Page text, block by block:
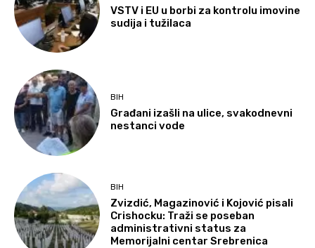
VSTV i EU u borbi za kontrolu imovine
sudija i tužilaca
BIH
Građani izašli na ulice, svakodnevni
nestanci vode
BIH
Zvizdić, Magazinović i Kojović pisali
Crishocku: Traži se poseban
administrativni status za
Memorijalni centar Srebrenica